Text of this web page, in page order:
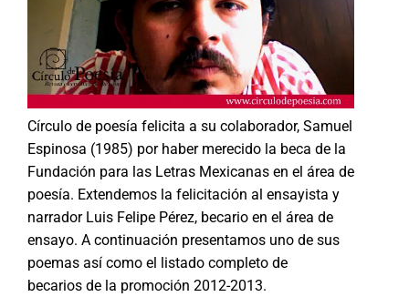
Círculo de poesía felicita a su colaborador, Samuel
Espinosa (1985) por haber merecido la beca de la
Fundación para las Letras Mexicanas en el área de
poesía. Extendemos la felicitación al ensayista y
narrador Luis Felipe Pérez, becario en el área de
ensayo. A continuación presentamos uno de sus
poemas así como el listado completo de
becarios de la promoción 2012-2013.